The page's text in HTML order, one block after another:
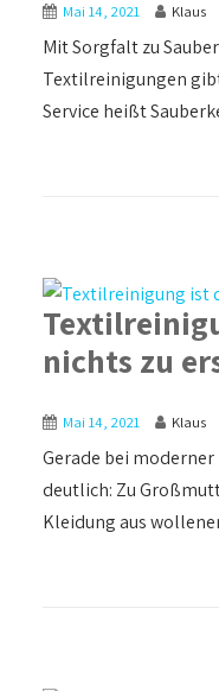
Mai 14, 2021 Klaus
Mit Sorgfalt zu
Textilreinigungen
Service heißt
nichts zu
Mai 14, 2021 Klaus
Gerade bei
deutlich: Zu
Kleidung aus